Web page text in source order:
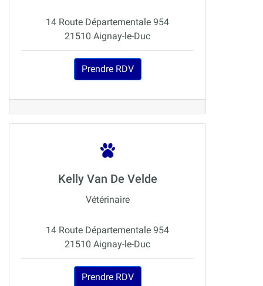
14 Route Départementale 954
21510 Aignay-le-Duc
Prendre RDV
Kelly Van De Velde
Vétérinaire
14 Route Départementale 954
21510 Aignay-le-Duc
Prendre RDV